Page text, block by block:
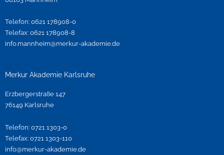
a
m
k
Telefon: 0621 178908-0
Telefax: 0621 178908-8
info.mannheim@merkur-akademie.de
Merkur Akademie Karlsruhe
Erzbergerstraße 147
76149 Karlsruhe
Telefon: 0721 1303-0
Telefax: 0721 1303-110
info@merkur-akademie.de